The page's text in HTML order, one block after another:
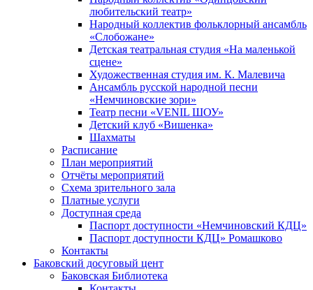
любительский театр»
Народный коллектив фольклорный ансамбль
«Слобожане»
Детская театральная студия «На маленькой
сцене»
Художественная студия им. К. Малевича
Ансамбль русской народной песни
«Немчиновские зори»
Театр песни «VENIL ШОУ»
Детский клуб «Вишенка»
Шахматы
Расписание
План мероприятий
Отчёты мероприятий
Схема зрительного зала
Платные услуги
Доступная среда
Паспорт доступности «Немчиновский КДЦ»
Паспорт доступности КДЦ» Ромашково
Контакты
Баковский досуговый цент
Баковская Библиотека